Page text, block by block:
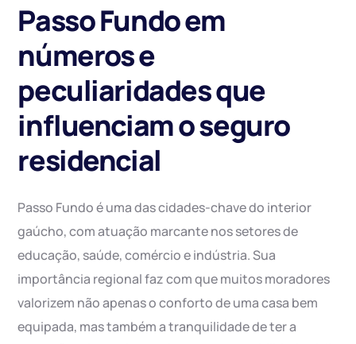
Passo Fundo em
números e
peculiaridades que
influenciam o seguro
residencial
Passo Fundo é uma das cidades-chave do interior
gaúcho, com atuação marcante nos setores de
educação, saúde, comércio e indústria. Sua
importância regional faz com que muitos moradores
valorizem não apenas o conforto de uma casa bem
equipada, mas também a tranquilidade de ter a